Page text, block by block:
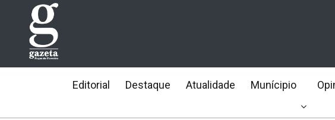
Editorial Destaque Atualidade Munícipio